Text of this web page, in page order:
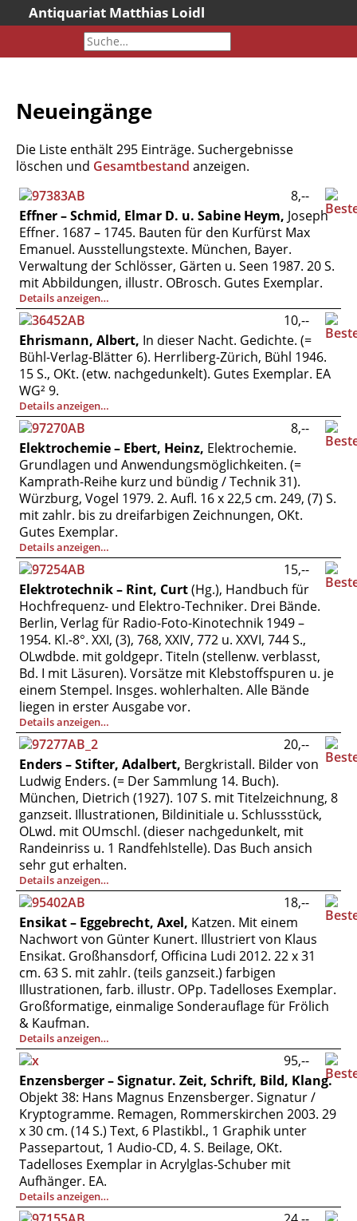
Antiquariat Matthias Loidl
Aktuelles
Neueingänge
Gesamtbestand
Sonderangebote
Katalogarchiv
Newsletter
Über uns
Kontakt
Warenkorb
Versandkosten
AGB
Vertrag widerrufen
Widerrufsbelehrung
Datenschutz
Impressum
Neueingänge
Die Liste enthält 295 Einträge. Suchergebnisse
löschen und Gesamtbestand anzeigen.
Effner – Schmid, Elmar D. u. Sabine Heym, Joseph
Effner. 1687 – 1745. Bauten für den Kurfürst Max
Emanuel. Ausstellungstexte. München, Bayer.
Verwaltung der Schlösser, Gärten u. Seen 1987. 20 S.
mit Abbildungen, illustr. OBrosch. Gutes Exemplar.
Details anzeigen…
8,--
Ehrismann, Albert, In dieser Nacht. Gedichte. (=
Bühl-Verlag-Blätter 6). Herrliberg-Zürich, Bühl 1946.
15 S., OKt. (etw. nachgedunkelt). Gutes Exemplar. EA
WG² 9.
Details anzeigen…
10,--
Elektrochemie – Ebert, Heinz, Elektrochemie.
Grundlagen und Anwendungsmöglichkeiten. (=
Kamprath-Reihe kurz und bündig / Technik 31).
Würzburg, Vogel 1979. 2. Aufl. 16 x 22,5 cm. 249, (7) S.
mit zahlr. bis zu dreifarbigen Zeichnungen, OKt.
Gutes Exemplar.
Details anzeigen…
8,--
Elektrotechnik – Rint, Curt(Hg.), Handbuch für
Hochfrequenz- und Elektro-Techniker. Drei Bände.
Berlin, Verlag für Radio-Foto-Kinotechnik 1949 –
1954. Kl.-8°. XXI, (3), 768, XXIV, 772 u. XXVI, 744 S.,
OLwdbde. mit goldgepr. Titeln (stellenw. verblasst,
Bd. I mit Läsuren). Vorsätze mit Klebstoffspuren u. je
einem Stempel. Insges. wohlerhalten. Alle Bände
liegen in erster Ausgabe vor.
Details anzeigen…
15,--
Enders – Stifter, Adalbert, Bergkristall. Bilder von
Ludwig Enders. (= Der Sammlung 14. Buch).
München, Dietrich (1927). 107 S. mit Titelzeichnung, 8
ganzseit. Illustrationen, Bildinitiale u. Schlussstück,
OLwd. mit OUmschl. (dieser nachgedunkelt, mit
Randeinriss u. 1 Randfehlstelle). Das Buch ansich
sehr gut erhalten.
Details anzeigen…
20,--
Ensikat – Eggebrecht, Axel, Katzen. Mit einem
Nachwort von Günter Kunert. Illustriert von Klaus
Ensikat. Großhansdorf, Officina Ludi 2012. 22 x 31
cm. 63 S. mit zahlr. (teils ganzseit.) farbigen
Illustrationen, farb. illustr. OPp. Tadelloses Exemplar.
Großformatige, einmalige Sonderauflage für Frölich
& Kaufman.
Details anzeigen…
18,--
Enzensberger – Signatur. Zeit, Schrift, Bild, Klang.
Objekt 38: Hans Magnus Enzensberger. Signatur /
Kryptogramme. Remagen, Rommerskirchen 2003. 29
x 30 cm. (14 S.) Text, 6 Plastikbl., 1 Graphik unter
Passepartout, 1 Audio-CD, 4. S. Beilage, OKt.
Tadelloses Exemplar in Acrylglas-Schuber mit
Aufhänger. EA.
Details anzeigen…
95,--